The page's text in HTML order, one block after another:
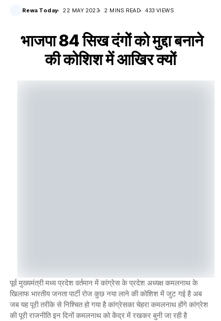
Rewa Today 22 MAY 2023 2 MINS READ 433 VIEWS
भाजपा 84 सिख दंगों को मुद्दा बनाने
की कोशिश में आखिर क्यों
पूर्व मुख्यमंत्री मध्य प्रदेश वर्तमान में कांग्रेस के प्रदेश अध्यक्ष कमलनाथ के
खिलाफ भारतीय जनता पार्टी रोज कुछ नया लाने की कोशिश में जुट गई है अब
जब यह पूरी तरीके से निश्चित हो गया है कांग्रेसका चेहरा कमलनाथ होंगे कांग्रेश
की पूरी राजनीति इन दिनों कमलनाथ को केंद्र में रखकर बुनी जा रही है